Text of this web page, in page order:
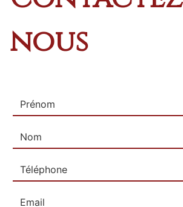
nous